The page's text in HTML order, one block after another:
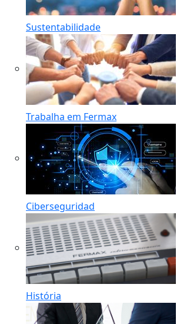
Sustentabilidade
Trabalha em Fermax
Ciberseguridad
História